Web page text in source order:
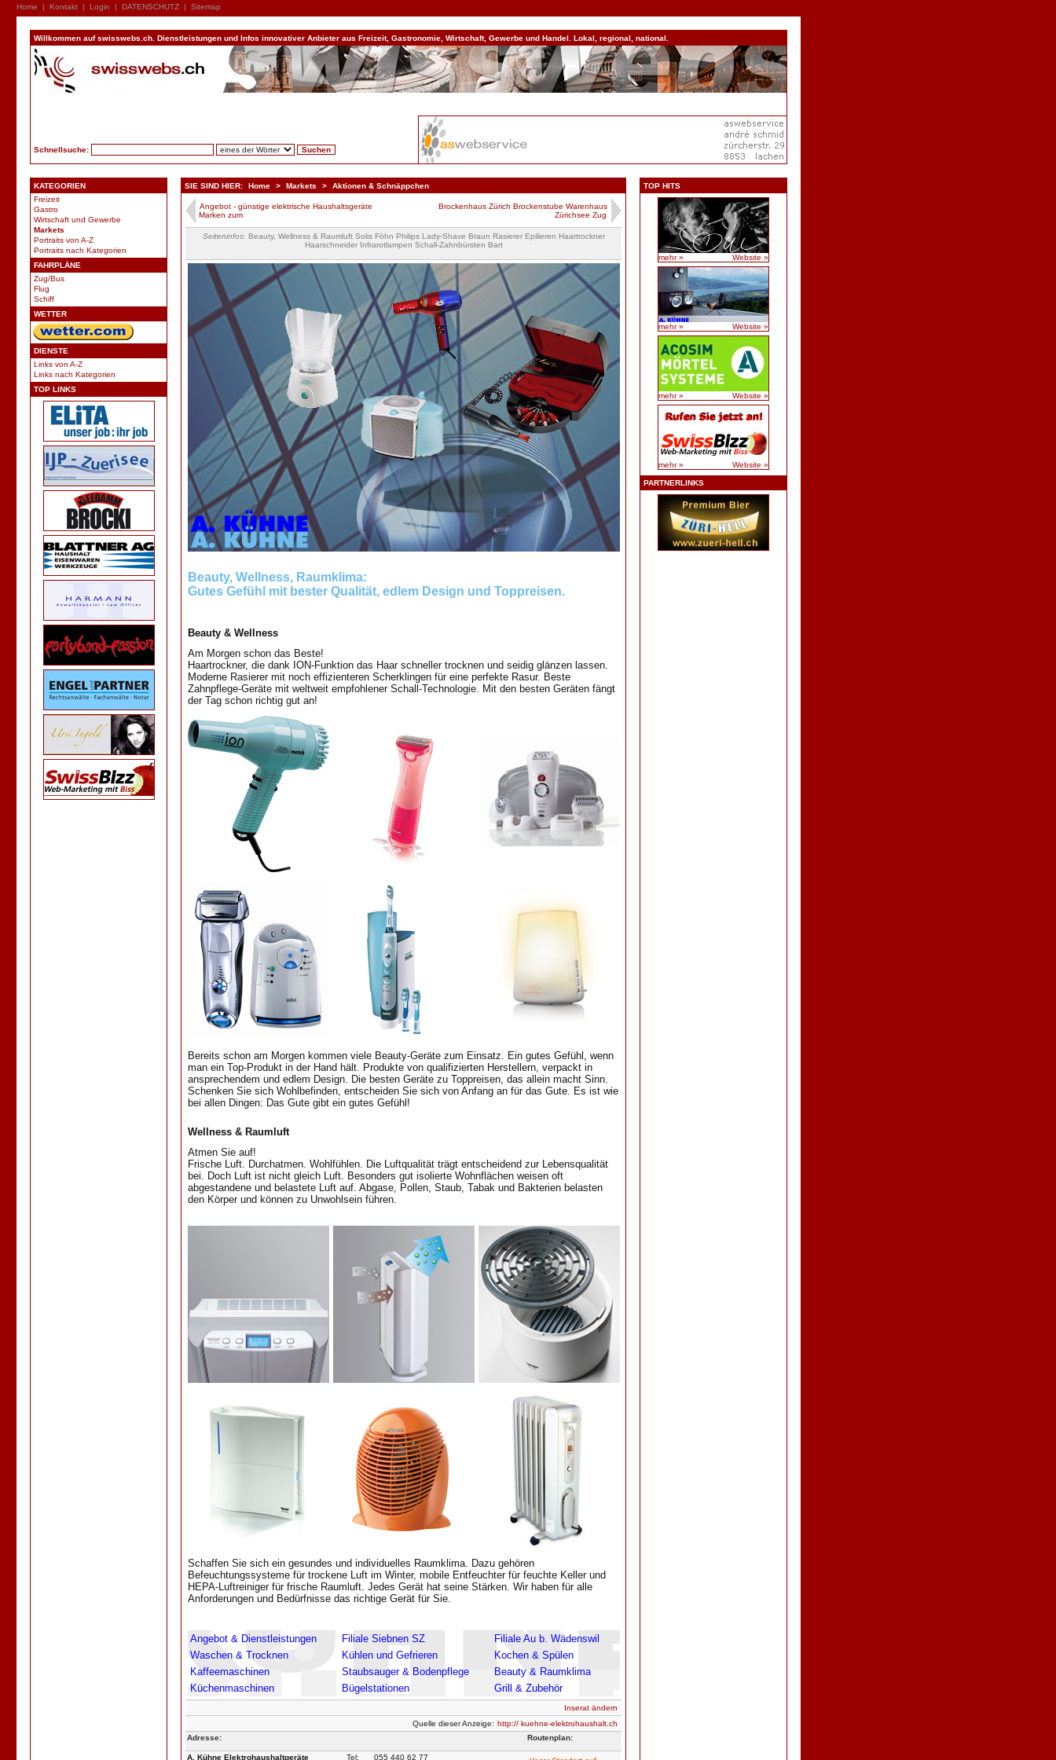
Home | Kontakt | Login | DATENSCHUTZ | Sitemap
Willkommen auf swisswebs.ch. Dienstleistungen und Infos innovativer Anbieter aus Freizeit, Gastronomie, Wirtschaft, Gewerbe und Handel. Lokal, regional, national.
Schnellsuche:
KATEGORIEN
Freizeit
Gastro
Wirtschaft und Gewerbe
Markets
Portraits von A-Z
Portraits nach Kategorien
FAHRPLÄNE
Zug/Bus
Flug
Schiff
WETTER
DIENSTE
Links von A-Z
Links nach Kategorien
TOP LINKS
SIE SIND HIER: Home > Markets > Aktionen & Schnäppchen
Angebot - günstige elektrische Haushaltsgeräte
Marken zum
Brockenhaus Zürich Brockenstube Warenhaus
Zürichsee Zug
Seiteninfos: Beauty, Wellness & Raumluft Solis Föhn Philips Lady-Shave Braun Rasierer Epilieren Haartrockner
Haarschneider Infrarotlampen Schall-Zahnbürsten Bart
Beauty, Wellness, Raumklima:
Gutes Gefühl mit bester Qualität, edlem Design und Toppreisen.
Beauty & Wellness
Am Morgen schon das Beste!
Haartrockner, die dank ION-Funktion das Haar schneller trocknen und seidig glänzen lassen.
Moderne Rasierer mit noch effizienteren Scherklingen für eine perfekte Rasur. Beste
Zahnpflege-Geräte mit weltweit empfohlener Schall-Technologie. Mit den besten Geräten fängt
der Tag schon richtig gut an!
Bereits schon am Morgen kommen viele Beauty-Geräte zum Einsatz. Ein gutes Gefühl, wenn
man ein Top-Produkt in der Hand hält. Produkte von qualifizierten Herstellern, verpackt in
ansprechendem und edlem Design. Die besten Geräte zu Toppreisen, das allein macht Sinn.
Schenken Sie sich Wohlbefinden, entscheiden Sie sich von Anfang an für das Gute. Es ist wie
bei allen Dingen: Das Gute gibt ein gutes Gefühl!
Wellness & Raumluft
Atmen Sie auf!
Frische Luft. Durchatmen. Wohlfühlen. Die Luftqualität trägt entscheidend zur Lebensqualität
bei. Doch Luft ist nicht gleich Luft. Besonders gut isolierte Wohnflächen weisen oft
abgestandene und belastete Luft auf. Abgase, Pollen, Staub, Tabak und Bakterien belasten
den Körper und können zu Unwohlsein führen.
Schaffen Sie sich ein gesundes und individuelles Raumklima. Dazu gehören
Befeuchtungssysteme für trockene Luft im Winter, mobile Entfeuchter für feuchte Keller und
HEPA-Luftreiniger für frische Raumluft. Jedes Gerät hat seine Stärken. Wir haben für alle
Anforderungen und Bedürfnisse das richtige Gerät für Sie.
Angebot & Dienstleistungen Filiale Siebnen SZ
Filiale Au b. Wädenswil
Waschen & Trocknen
Kühlen und Gefrieren
Kochen & Spülen
Kaffeemaschinen
Staubsauger & Bodenpflege
Beauty & Raumklima
Küchenmaschinen
Bügelstationen Grill & Zubehör
Inserat ändern
Quelle dieser Anzeige: http:// kuehne-elektrohaushalt.ch
Adresse:
Routenplan:
A. Kühne Elektrohaushaltgeräte Tel: 055 440 62 77
TOP HITS
mehr » Website »
mehr » Website »
mehr » Website »
mehr » Website »
PARTNERLINKS